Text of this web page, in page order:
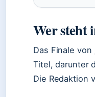
Wer steht
Das Finale von
Titel, darunter
Die Redaktion